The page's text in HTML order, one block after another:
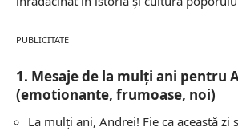
PUBLICITATE
1. Mesaje de la mulți ani pentru
(emotionante, frumoase, noi)
La mulți ani, Andrei! Fie ca această zi